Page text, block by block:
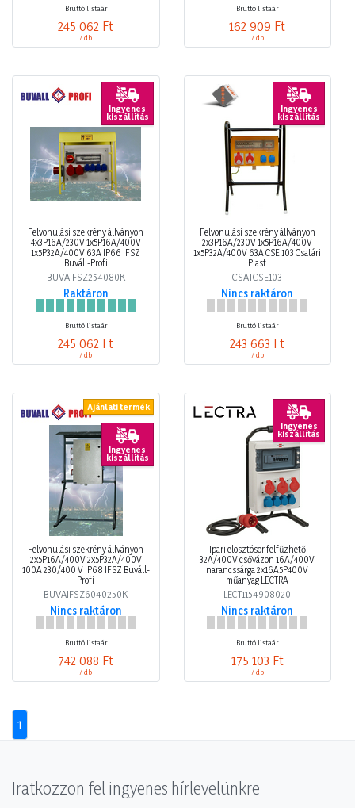
Bruttó listaár
245 062 Ft
/ db
Bruttó listaár
162 909 Ft
/ db
Ingyenes
kiszállítás
Felvonulási szekrény állványon
4x3P16A/230V 1x5P16A/400V
1x5P32A/400V 63A IP66 IFSZ
Buváll-Profi
BUVAIFSZ254080K
Raktáron
Bruttó listaár
245 062 Ft
/ db
Ingyenes
kiszállítás
Felvonulási szekrény állványon
2x3P16A/230V 1x5P16A/400V
1x5P32A/400V 63A CSE 103 Csatári
Plast
CSATCSE103
Nincs raktáron
Bruttó listaár
243 663 Ft
/ db
Ajánlati termék
Ingyenes
kiszállítás
Felvonulási szekrény állványon
2x5P16A/400V 2x5P32A/400V
100A 230/400 V IP68 IFSZ Buváll-
Profi
BUVAIFSZ6040250K
Nincs raktáron
Bruttó listaár
742 088 Ft
/ db
Ingyenes
kiszállítás
Ipari elosztósor felfűzhető
32A/400V csővázon 16A/400V
narancssárga 2x16A5P400V
műanyag LECTRA
LECT1154908020
Nincs raktáron
Bruttó listaár
175 103 Ft
/ db
1
Iratkozzon fel ingyenes hírlevelünkre